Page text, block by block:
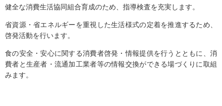
健全な消費生活協同組合育成のため、指導検査を充実します。
省資源・省エネルギーを重視した生活様式の定着を推進するため、
啓発活動を行います。
食の安全・安心に関する消費者啓発・情報提供を行うとともに、消
費者と生産者・流通加工業者等の情報交換ができる場づくりに取組
みます。